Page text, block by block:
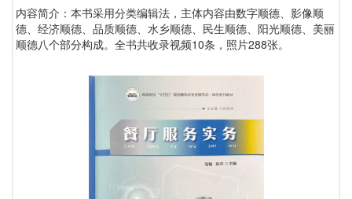
内容简介：本书采用分类编辑法，主体内容由数字顺德、影像顺
德、经济顺德、品质顺德、水乡顺德、民生顺德、阳光顺德、美丽
顺德八个部分构成。全书共收录视频10条，照片288张。